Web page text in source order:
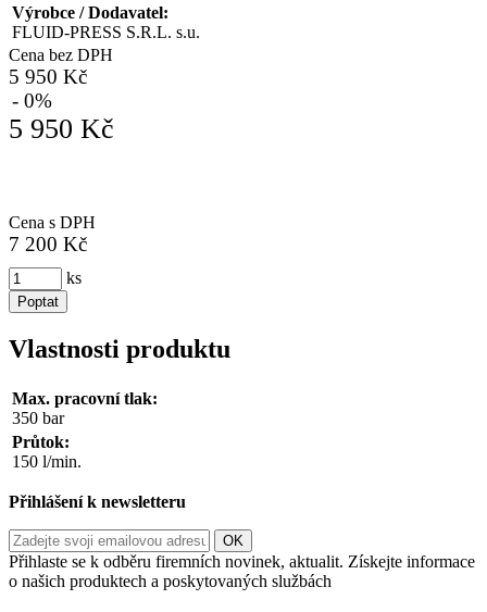
Výrobce / Dodavatel:
FLUID-PRESS S.R.L. s.u.
Cena bez DPH
5 950 Kč
- 0%
5 950 Kč
Cena s DPH
7 200 Kč
ks
Poptat
Vlastnosti produktu
Max. pracovní tlak:
350 bar
Průtok:
150 l/min.
Přihlášení k newsletteru
Přihlaste se k odběru firemních novinek, aktualit. Získejte informace
o našich produktech a poskytovaných službách